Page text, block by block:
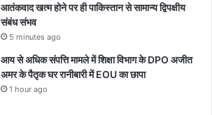
आतंकवाद खत्म होने पर ही पाकिस्तान से सामान्य द्विपक्षीय
संबंध संभव
5 minutes ago
आय से अधिक संपत्ति मामले में शिक्षा विभाग के DPO अजीत
अमर के पैतृक घर रानीबारी में EOU का छापा
1 hour ago